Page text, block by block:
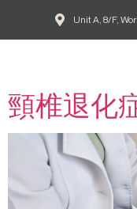
Unit A, 8/F,
頸椎退化